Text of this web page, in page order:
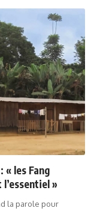
« les Fang
»
la parole pour